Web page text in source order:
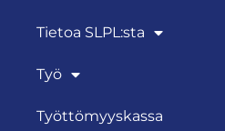
Tietoa SLPL:sta
Työ
Työttömyyskassa